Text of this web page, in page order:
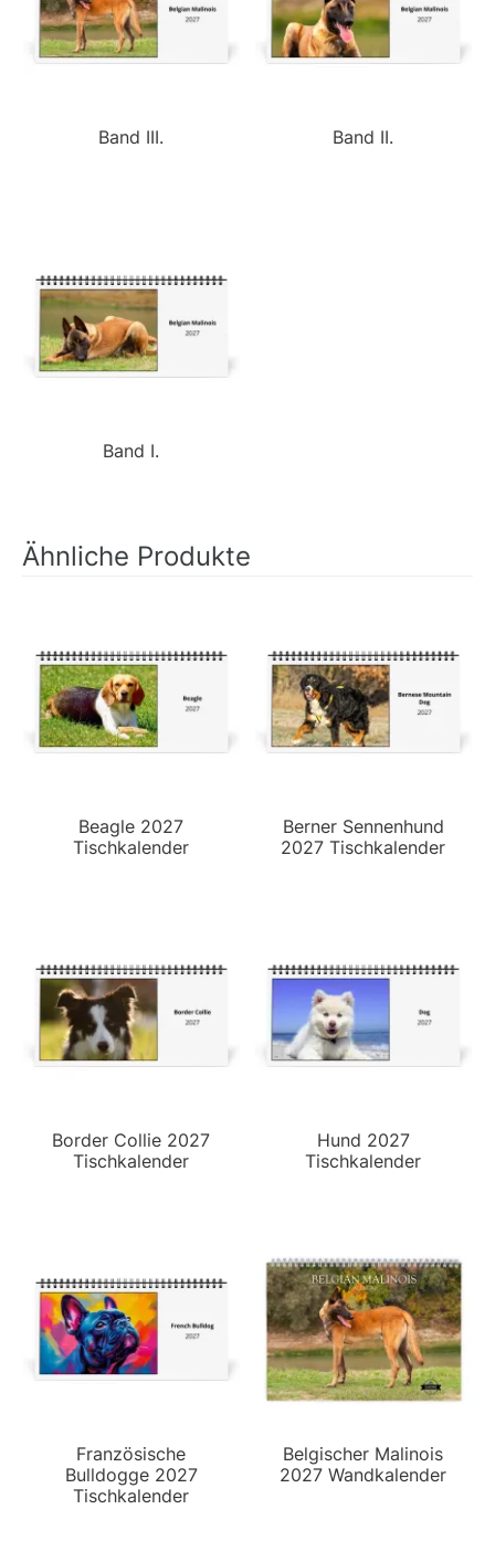
Band III. Band II.
Band I.
Ähnliche Produkte
Beagle 2027
Tischkalender
Berner Sennenhund
2027 Tischkalender
Border Collie 2027
Tischkalender
Hund 2027
Tischkalender
Französische
Bulldogge 2027
Tischkalender
Belgischer Malinois
2027 Wandkalender